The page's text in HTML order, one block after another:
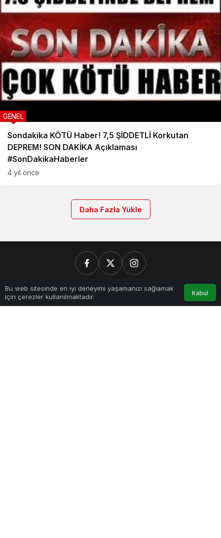
Sondakika KÖTÜ Haber! 7,5 ŞİDDETLİ Korkutan
DEPREM! SON DAKİKA Açıklaması
#SonDakikaHaberler
GENEL
4 yıl önce
Daha Fazla Yükle
Bu web sitesinde en iyi deneyimi yaşamanızı sağlamak
için çerezler kullanılmaktadır.
Kabul
Anasayfa Akış Bildirimler
0
Kurumsal